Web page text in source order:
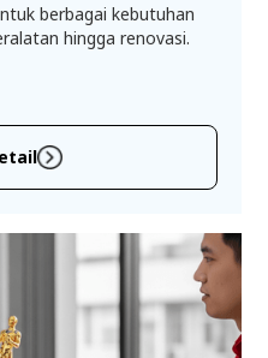
berbagai kebutuhan
hingga renovasi.